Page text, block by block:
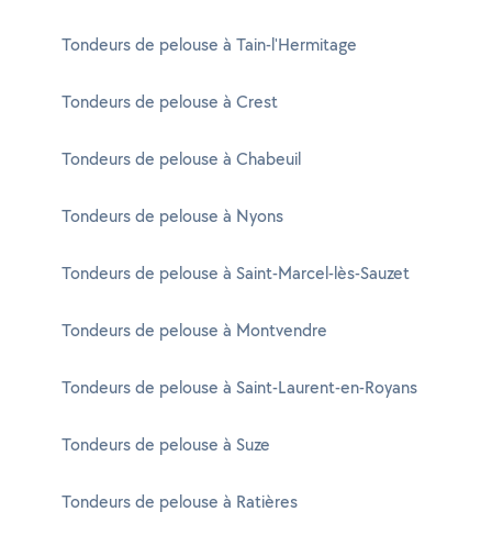
Tondeurs de pelouse à Tain-l'Hermitage
Tondeurs de pelouse à Crest
Tondeurs de pelouse à Chabeuil
Tondeurs de pelouse à Nyons
Tondeurs de pelouse à Saint-Marcel-lès-Sauzet
Tondeurs de pelouse à Montvendre
Tondeurs de pelouse à Saint-Laurent-en-Royans
Tondeurs de pelouse à Suze
Tondeurs de pelouse à Ratières